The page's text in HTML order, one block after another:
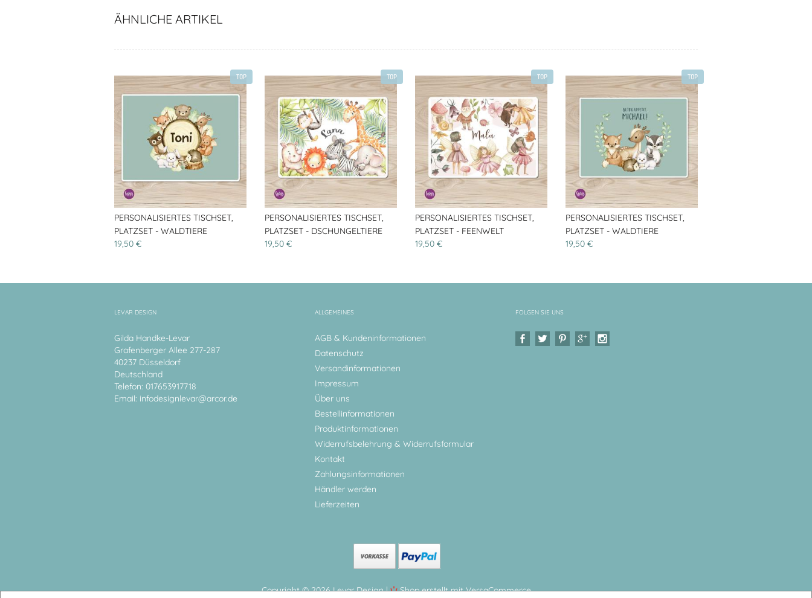
ÄHNLICHE ARTIKEL
TOP
PERSONALISIERTES TISCHSET,
PLATZSET - WALDTIERE
19,50 €
TOP
PERSONALISIERTES TISCHSET,
PLATZSET - DSCHUNGELTIERE
19,50 €
TOP
PERSONALISIERTES TISCHSET,
PLATZSET - FEENWELT
19,50 €
TOP
PERSONALISIERTES TISCHSET,
PLATZSET - WALDTIERE
19,50 €
LEVAR DESIGN
Gilda Handke-Levar
Grafenberger Allee 277-287
40237 Düsseldorf
Deutschland
Telefon: 017653917718
Email: infodesignlevar@arcor.de
ALLGEMEINES
AGB & Kundeninformationen
Datenschutz
Versandinformationen
Impressum
Über uns
Bestellinformationen
Produktinformationen
Widerrufsbelehrung & Widerrufsformular
Kontakt
Zahlungsinformationen
Händler werden
Lieferzeiten
FOLGEN SIE UNS
Copyright © 2026 Levar Design | Shop erstellt mit VersaCommerce.